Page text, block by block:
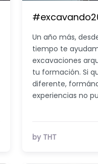
Un año más,
tiempo te
excavaciones
tu formación. Si
diferente,
experiencias no
by THT